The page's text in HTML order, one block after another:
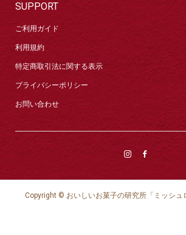
SUPPORT
ご利用ガイド
利用規約
特定商取引法に関する表示
プライバシーポリシー
お問い合わせ
Copyright © おいしいお菓子の研究所「ミッシュ